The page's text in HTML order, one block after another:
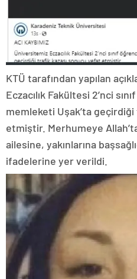
KTÜ tarafından yapılan
Eczacılık Fakültesi 2’nci
memleketi Uşak’ta
etmiştir. Merhumeye
ailesine, yakınlarına
ifadelerine yer verildi.